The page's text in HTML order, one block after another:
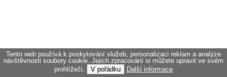
Tento web používá k poskytování služeb, personalizaci reklam a analýze
návštěvnosti soubory cookie. Jejich zpracování si můžete upravit ve svém
prohlížeči.
V pořádku Další informace